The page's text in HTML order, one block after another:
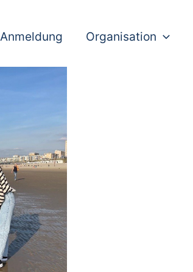
Anmeldung Organisation